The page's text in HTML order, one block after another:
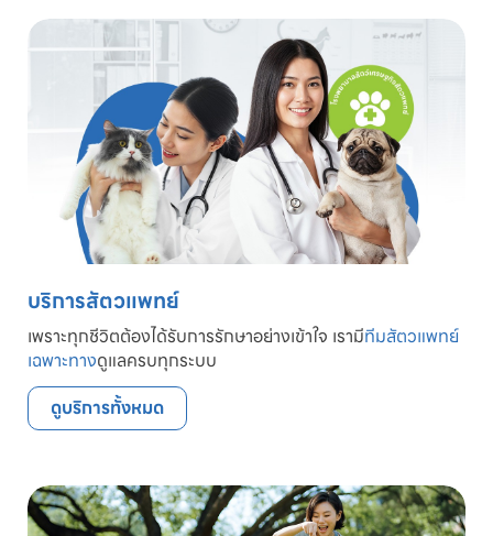
บริการสัตวแพทย์
เพราะทุกชีวิตต้องได้รับการรักษาอย่างเข้าใจ เรามีทีมสัตวแพทย์
เฉพาะทางดูแลครบทุกระบบ
ดูบริการทั้งหมด